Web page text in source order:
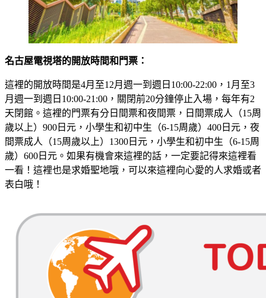
名古屋電視塔的開放時間和門票：
這裡的開放時間是4月至12月週一到週日10:00-22:00，1月至3
月週一到週日10:00-21:00，關閉前20分鐘停止入場，每年有2
天閉館。這裡的門票有分日間票和夜間票，日間票成人（15周
歲以上）900日元，小學生和初中生（6-15周歲）400日元，夜
間票成人（15周歲以上）1300日元，小學生和初中生（6-15周
歲）600日元。如果有機會來這裡的話，一定要記得來這裡看
一看！這裡也是求婚聖地哦，可以來這裡向心愛的人求婚或者
表白哦！